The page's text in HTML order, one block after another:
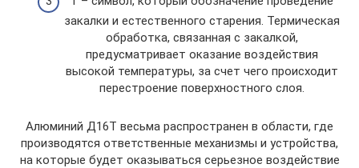
закалки и естественного старения. Термическая
обработка, связанная с закалкой,
предусматривает оказание воздействия
высокой температуры, за счет чего происходит
перестроение поверхностного слоя.
Алюминий Д16Т весьма распространен в области, где
производятся ответственные механизмы и устройства,
на которые будет оказываться серьезное воздействие